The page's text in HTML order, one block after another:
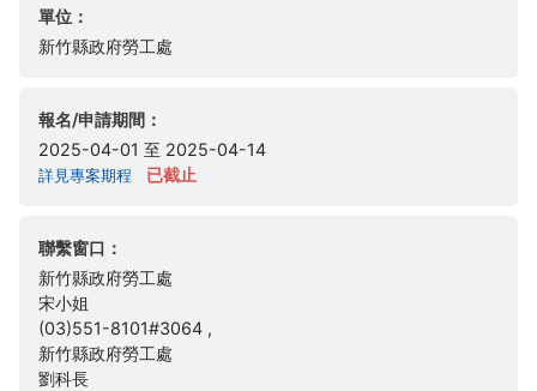
單位：
新竹縣政府勞工處
報名/申請期間：
2025-04-01 至 2025-04-14
詳見專案期程 已截止
聯繫窗口：
新竹縣政府勞工處
宋小姐
(03)551-8101#3064 ,
新竹縣政府勞工處
劉科長